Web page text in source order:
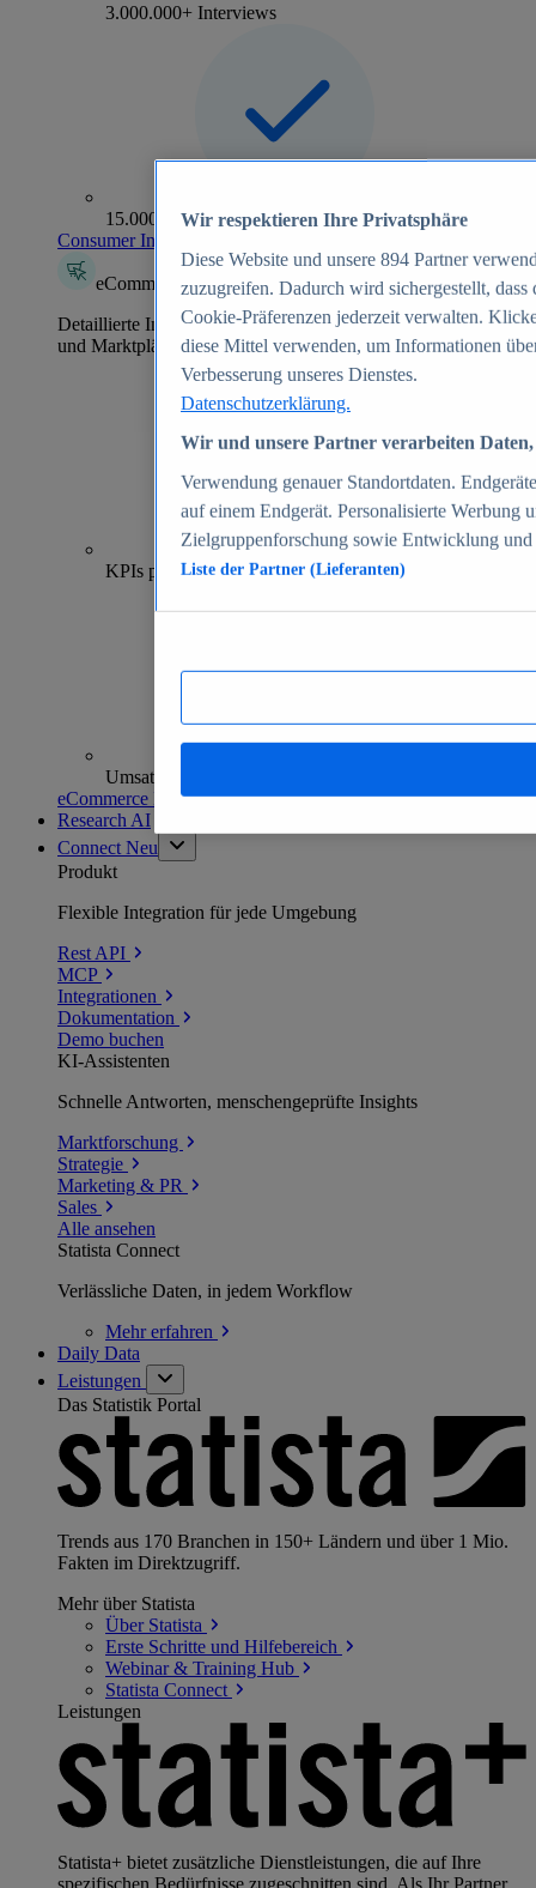
3.000.000+ Interviews
15.000+ Marken
Consumer Insights entdecken
eCommerce Insights
Detaillierte Informationen zu mehr als 39.000 Online-Shops
und Marktplätzen
70+
KPIs pro Shop
Umsatzanalysen und -prognosen
eCommerce Insights entdecken
Research AI
Connect Neu
Produkt
Flexible Integration für jede Umgebung
Rest API
MCP
Integrationen
Dokumentation
Demo buchen
KI-Assistenten
Schnelle Antworten, menschengeprüfte Insights
Marktforschung
Strategie
Marketing & PR
Sales
Alle ansehen
Statista Connect
Verlässliche Daten, in jedem Workflow
Mehrerfahren
Daily Data
Leistungen
Das Statistik Portal
Trends aus 170 Branchen in 150+ Ländern und über 1 Mio.
Fakten im Direktzugriff.
Mehr über Statista
Über Statista
Erste Schritte und Hilfebereich
Webinar & Training Hub
Statista Connect
Leistungen
Statista+ bietet zusätzliche Dienstleistungen, die auf Ihre
spezifischen Bedürfnisse zugeschnitten sind. Als Ihr Partner
Wir respektieren Ihre Privatsphäre
Diese Website und unsere 894 Partner
zuzugreifen. Dadurch wird sichergestellt,
Cookie-Präferenzen jederzeit verwalten.
diese Mittel verwenden, um Informationen
Verbesserung unseres Dienstes.
Datenschutzerklärung.
Wir und unsere Partner verarbeiten
Verwendung genauer Standortdaten.
auf einem Endgerät. Personalisierte Werbung
Zielgruppenforschung sowie Entwicklung
Liste der Partner (Lieferanten)